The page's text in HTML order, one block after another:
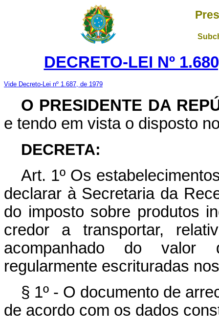
DECRETO-LEI Nº
Vide Decreto-Lei nº 1.687, de 1979
O PRESIDENTE DA
e tendo em vista o disposto
DECRETA:
Art. 1º Os
declarar à Secretaria da
do imposto sobre produtos
credor a transportar,
acompanhado do valor
regularmente escrituradas
§ 1º - O documento de
de acordo com os dados